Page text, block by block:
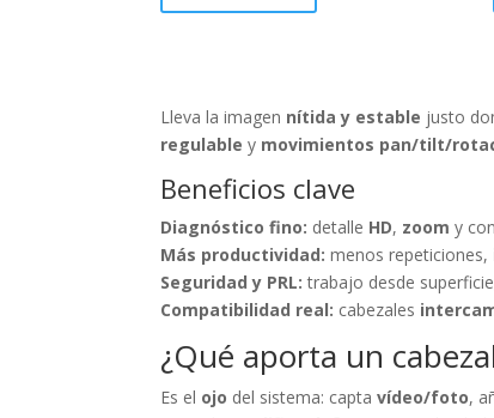
Lleva la imagen nítida y estable justo
regulable y movimientos pan/tilt/
Beneficios clave
Diagnóstico fino: detalle HD, zoom y
Más productividad: menos repeticiones,
Seguridad y PRL: trabajo desde
Compatibilidad real: cabezales
¿Qué aporta un
Es el ojo del sistema: captavídeo/foto,